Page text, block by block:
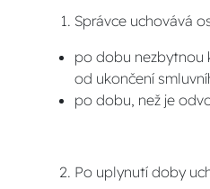
Správce uchovává
po dobu nezbytnou
od ukončení
po dobu, než je
Po uplynutí doby